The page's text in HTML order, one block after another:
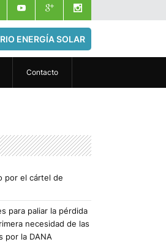
ENERGÍA SOLAR
Contacto
por el cártel de
para paliar la pérdida
necesidad de las
por la DANA